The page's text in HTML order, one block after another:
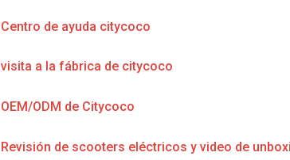
Centro de ayuda citycoco
visita a la fábrica de citycoco
OEM/ODM de Citycoco
Revisión de scooters eléctricos y video de